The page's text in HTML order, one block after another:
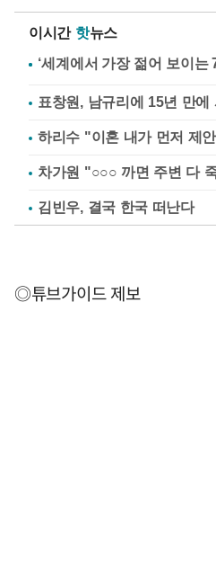
이시간 핫뉴스
표창원, 남규리에 15년 만
하리수 "이혼 내가 먼저 제
차가원 "○○○ 까면 주변 다
김빈우, 결국 한국 떠난다
◎튜브가이드 제보